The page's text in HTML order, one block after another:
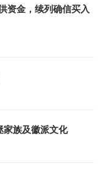
资金，续列确信买入
家族及徽派文化